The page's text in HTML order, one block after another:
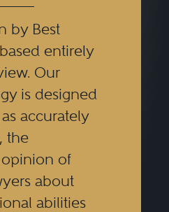
by Best
entirely
Our
is designed
accurately
the
of
about
abilities